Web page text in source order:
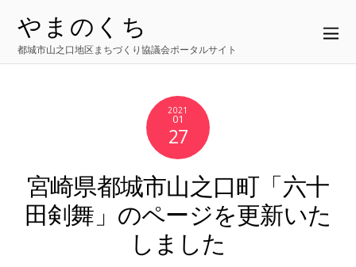
やまのくち
都城市山之口地区まちづくり協議会ポータルサイト
2021
01
27
宮崎県都城市山之口町「六十
田剣舞」のページを更新いた
しました